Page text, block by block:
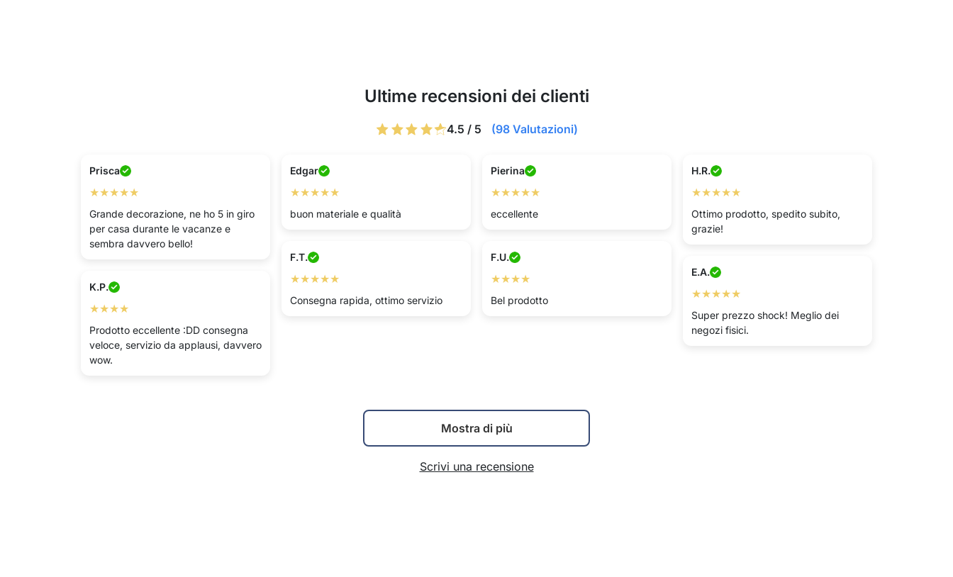
Ultime recensioni dei clienti
4.5 / 5 (98 Valutazioni)
Prisca
★★★★★
Grande decorazione, ne ho 5 in giro
per casa durante le vacanze e
sembra davvero bello!
Edgar
★★★★★
buon materiale e qualità
Pierina
★★★★★
eccellente
H.R.
★★★★★
Ottimo prodotto, spedito subito,
grazie!
F.T.
★★★★★
Consegna rapida, ottimo servizio
F.U.
★★★★
Bel prodotto
E.A.
★★★★★
Super prezzo shock! Meglio dei
negozi fisici.
K.P.
★★★★
Prodotto eccellente :DD consegna
veloce, servizio da applausi, davvero
wow.
Mostra di più
Scrivi una recensione